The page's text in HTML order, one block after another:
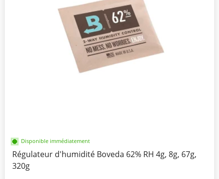
Disponible immédiatement
Régulateur d'humidité Boveda 62% RH 4g, 8g, 67g,
320g